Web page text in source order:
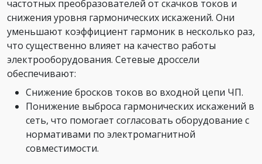
частотных преобразователей от скачков токов и
снижения уровня гармонических искажений. Они
уменьшают коэффициент гармоник в несколько раз,
что существенно влияет на качество работы
электрооборудования. Сетевые дроссели
обеспечивают:
Снижение бросков токов во входной цепи ЧП.
Понижение выброса гармонических искажений в
сеть, что помогает согласовать оборудование с
нормативами по электромагнитной
совместимости.